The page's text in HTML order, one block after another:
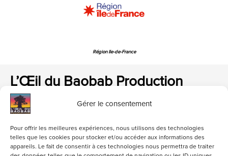
Gérer le consentement
Pour offrir les meilleures expériences, nous utilisons des technologies
telles que les cookies pour stocker et/ou accéder aux informations des
appareils. Le fait de consentir à ces technologies nous permettra de traiter
Région Ile-de-France
L’Œil du Baobab Production
loeildubaobab@gmail.com